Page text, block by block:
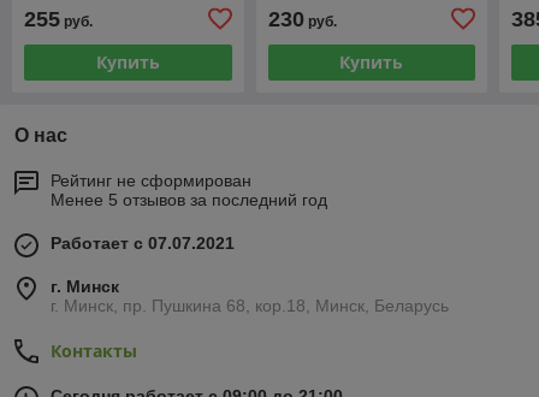
255 руб.
Купить
230руб.
Купить
О нас
Рейтинг не сформирован
Менее 5 отзывов за последний год
Работает с 07.07.2021
г. Минск
г. Минск, пр. Пушкина 68, кор.18, Минск, Беларусь
Контакты